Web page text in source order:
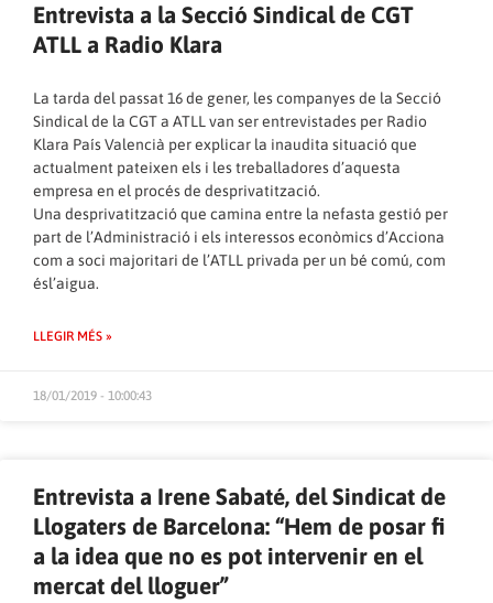
Entrevista a la Secció Sindical de CGT
ATLL a Radio Klara
La tarda del passat 16 de gener, les companyes de la Secció
Sindical de la CGT a ATLL van ser entrevistades per Radio
Klara País Valencià per explicar la inaudita situació que
actualment pateixen els i les treballadores d’aquesta
empresa en el procés de desprivatització.
Una desprivatització que camina entre la nefasta gestió per
part de l’Administració i els interessos econòmics d’Acciona
com a soci majoritari de l’ATLL privada per un bé comú, com
ésl’aigua.
LLEGIR MÉS »
18/01/2019 - 10:00:43
Entrevista a Irene Sabaté, del Sindicat de
Llogaters de Barcelona: “Hem de posar fi
a la idea que no es pot intervenir en el
mercat del lloguer”